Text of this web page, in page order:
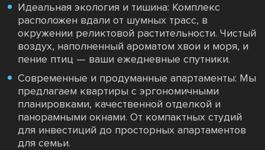
Идеальная экология и тишина: Комплекс
расположен вдали от шумных трасс, в
окружении реликтовой растительности. Чистый
воздух, наполненный ароматом хвои и моря, и
пение птиц — ваши ежедневные спутники.
Современные и продуманные апартаменты: Мы
предлагаем квартиры с эргономичными
планировками, качественной отделкой и
панорамными окнами. От компактных студий
для инвестиций до просторных апартаментов
для семьи.